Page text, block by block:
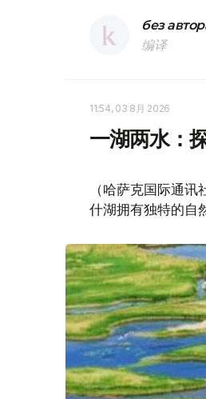
без
编译
11:54, 03 8月 2026
一湖两水：
（哈萨克国际通
什湖拥有独特的自